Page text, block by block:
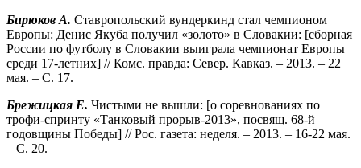
Бирюков А. Ставропольский вундеркинд стал чемпионом
Европы: Денис Якуба получил «золото» в Словакии: [сборная
России по футболу в Словакии выиграла чемпионат Европы
среди 17-летних] // Комс. правда: Север. Кавказ. – 2013. – 22
мая. – С. 17.
Брежицкая Е. Чистыми не вышли: [о соревнованиях по
трофи-спринту «Танковый прорыв-2013», посвящ. 68-й
годовщины Победы] // Рос. газета: неделя. – 2013. – 16-22 мая.
– С. 20.